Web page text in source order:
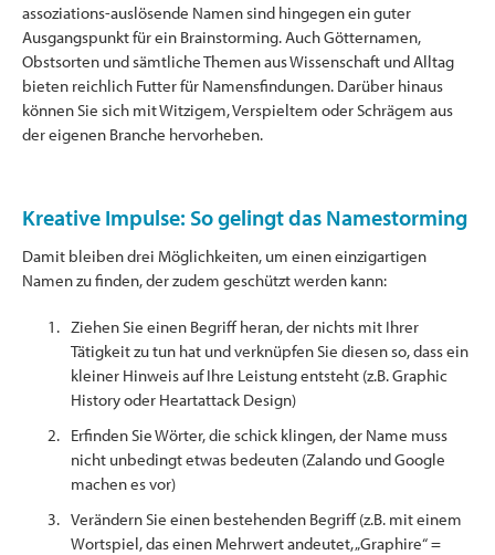
assoziations-auslösende Namen sind hingegen ein guter
Ausgangspunkt für ein Brainstorming. Auch Götternamen,
Obstsorten und sämtliche Themen aus Wissenschaft und Alltag
bieten reichlich Futter für Namensfindungen. Darüber hinaus
können Sie sich mit Witzigem, Verspieltem oder Schrägem aus
der eigenen Branche hervorheben.
Kreative Impulse: So gelingt das Namestorming
Damit bleiben drei Möglichkeiten, um einen einzigartigen
Namen zu finden, der zudem geschützt werden kann:
Ziehen Sie einen Begriff heran, der nichts mit Ihrer
Tätigkeit zu tun hat und verknüpfen Sie diesen so, dass ein
kleiner Hinweis auf Ihre Leistung entsteht (z.B. Graphic
History oder Heartattack Design)
Erfinden Sie Wörter, die schick klingen, der Name muss
nicht unbedingt etwas bedeuten (Zalando und Google
machen es vor)
Verändern Sie einen bestehenden Begriff (z.B. mit einem
Wortspiel, das einen Mehrwert andeutet, „Graphire“ =